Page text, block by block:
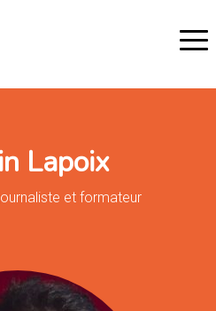
Lapoix
et formateur